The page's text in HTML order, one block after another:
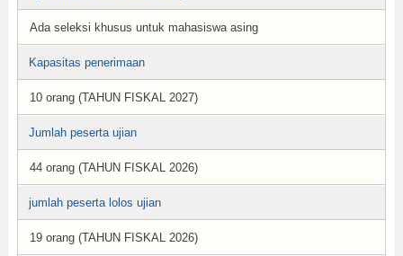
Ada seleksi khusus untuk mahasiswa asing
Kapasitas penerimaan
10 orang (TAHUN FISKAL 2027)
Jumlah peserta ujian
44 orang (TAHUN FISKAL 2026)
jumlah peserta lolos ujian
19 orang (TAHUN FISKAL 2026)